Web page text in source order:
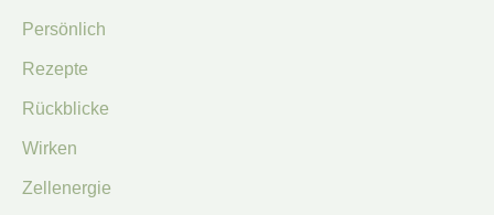
Persönlich
Rezepte
Rückblicke
Wirken
Zellenergie